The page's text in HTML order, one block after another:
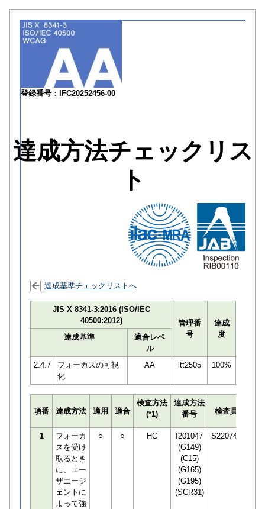
登録番号：IFC20252456-00
達成方法チェックリス
ト
達成基準チェックリストへ
JIS X 8341-3:2016 (ISO/IEC
40500:2012)
管理番
号
達成
度
達成基準
適合レベ
ル
2.4.7
フォーカスの可視
化
AA ltt2505 100%
項番 達成方法 適用 適合
検査方法
(*1)
達成方法
番号
検査員
1
フォーカ
スを受け
取るとき
に、ユー
ザエージ
ェントに
よって強
○ ○ HC
I201047
(G149)
(C15)
(G165)
(G195)
(SCR31)
S220748